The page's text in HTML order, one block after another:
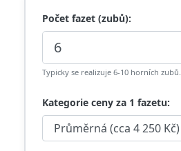
Počet fazet (zubů):
Typicky se realizuje 6-10 horních zubů.
Kategorie ceny za 1 fazetu: